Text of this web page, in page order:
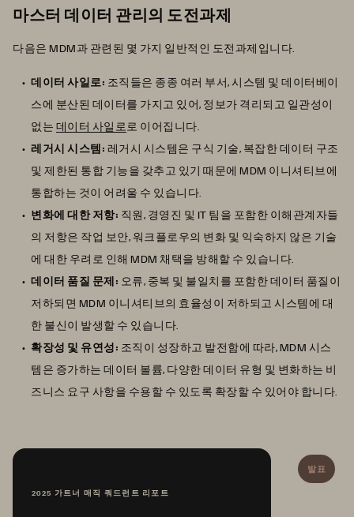
마스터 데이터 관리의 도전과제
다음은 MDM과 관련된 몇 가지 일반적인 도전과제입니다.
데이터 사일로: 조직들은 종종 여러 부서, 시스템 및 데이터베이
스에 분산된 데이터를 가지고 있어, 정보가 격리되고 일관성이
없는 데이터 사일로로 이어집니다.
레거시 시스템: 레거시 시스템은 구식 기술, 복잡한 데이터 구조
및 제한된 통합 기능을 갖추고 있기 때문에 MDM 이니셔티브에
통합하는 것이 어려울 수 있습니다.
변화에 대한 저항: 직원, 경영진 및 IT 팀을 포함한 이해관계자들
의 저항은 작업 보안, 워크플로우의 변화 및 익숙하지 않은 기술
에 대한 우려로 인해 MDM 채택을 방해할 수 있습니다.
데이터 품질 문제: 오류, 중복 및 불일치를 포함한 데이터 품질이
저하되면 MDM 이니셔티브의 효율성이 저하되고 시스템에 대
한 불신이 발생할 수 있습니다.
확장성 및 유연성: 조직이 성장하고 발전함에 따라, MDM 시스
템은 증가하는 데이터 볼륨, 다양한 데이터 유형 및 변화하는 비
즈니스 요구 사항을 수용할 수 있도록 확장할 수 있어야 합니다.
발표
2025 가트너 매직 쿼드런트 리포트